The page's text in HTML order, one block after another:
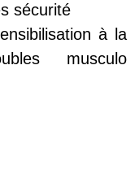
sécurité
à la
musculo